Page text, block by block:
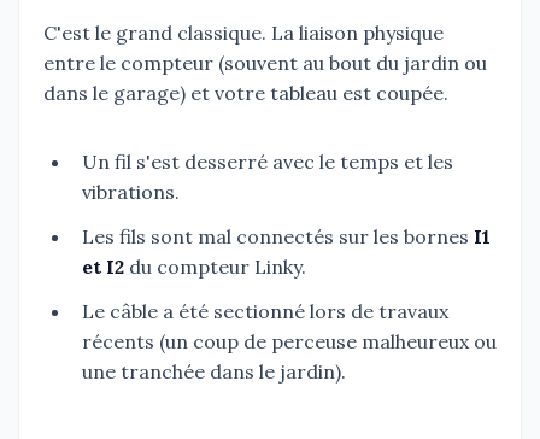
C'est le grand classique. La liaison physique
entre le compteur (souvent au bout du jardin ou
dans le garage) et votre tableau est coupée.
Un fil s'est desserré avec le temps et les
vibrations.
Les fils sont mal connectés sur les bornes I1
et I2 du compteur Linky.
Le câble a été sectionné lors de travaux
récents (un coup de perceuse malheureux ou
une tranchée dans le jardin).